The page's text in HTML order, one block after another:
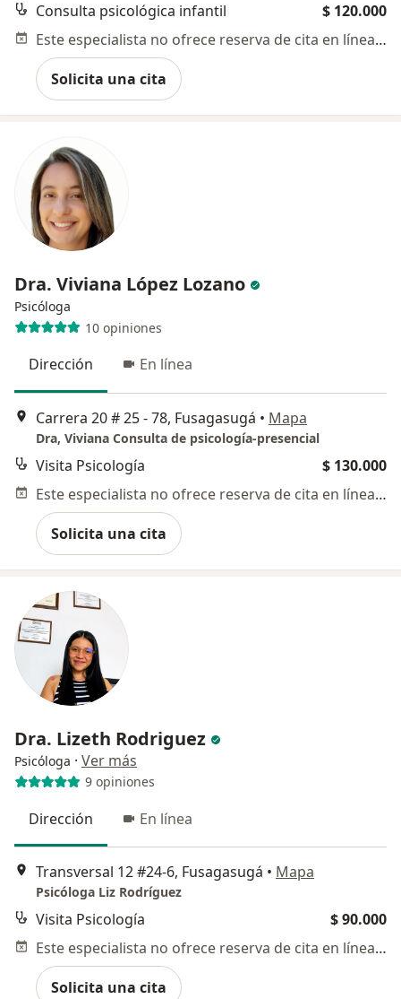
Consulta psicológica infantil
$ 120.000
Este especialista no ofrece reserva de cita en línea en esta dirección.
Solicita una cita
Dra. Viviana López Lozano
Psicóloga
10 opiniones
Dirección En línea
Carrera 20 # 25 - 78, Fusagasugá • Mapa
Dra, Viviana Consulta de psicología-presencial
Visita Psicología
$ 130.000
Este especialista no ofrece reserva de cita en línea en esta dirección.
Solicita una cita
Dra. Lizeth Rodriguez
Psicóloga · Ver más
9 opiniones
Dirección En línea
Transversal 12 #24-6, Fusagasugá • Mapa
Psicóloga Liz Rodríguez
Visita Psicología
$ 90.000
Este especialista no ofrece reserva de cita en línea en esta dirección.
Solicita una cita